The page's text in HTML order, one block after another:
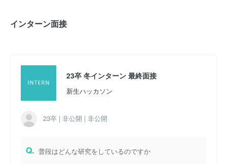
ー・講座 / コース : リテールエキスパートコース / 職種 : リテールエ
キスパートコース
す。それ以下は稀有。
インターンシップへの参加が本選考でも有利になると思いました
か？ : はい
インターン面接
23卒 冬インターン 最終面接
新生ハッカソン
23卒 | 非公開 | 非公開
Q. 普段はどんな研究をしているのですか